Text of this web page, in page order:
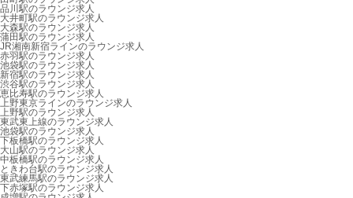
品川駅のラウンジ求人
大井町駅のラウンジ求人
大森駅のラウンジ求人
蒲田駅のラウンジ求人
JR湘南新宿ラインのラウンジ求人
赤羽駅のラウンジ求人
池袋駅のラウンジ求人
新宿駅のラウンジ求人
渋谷駅のラウンジ求人
恵比寿駅のラウンジ求人
上野東京ラインのラウンジ求人
上野駅のラウンジ求人
東武東上線のラウンジ求人
池袋駅のラウンジ求人
下板橋駅のラウンジ求人
大山駅のラウンジ求人
中板橋駅のラウンジ求人
ときわ台駅のラウンジ求人
東武練馬駅のラウンジ求人
下赤塚駅のラウンジ求人